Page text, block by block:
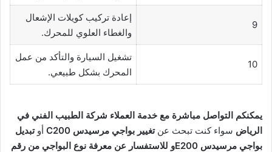
9
إعادة تركيب كويلات الإشعال
والغطاء العلوي للمحرك.
10
تشغيل السيارة والتأكد من عمل
المحرك بشكل طبيعي.
يمكنكم التواصل مباشرة مع خدمة العملاء شركة الطبيب الفني في
الرياض سواء كنت تبحث عنتغيير بواجي مرسيدس C200 أوتبديل
بواجي مرسيدس E200
و للاستفسار عن معرفة نوع البواجي من رقم